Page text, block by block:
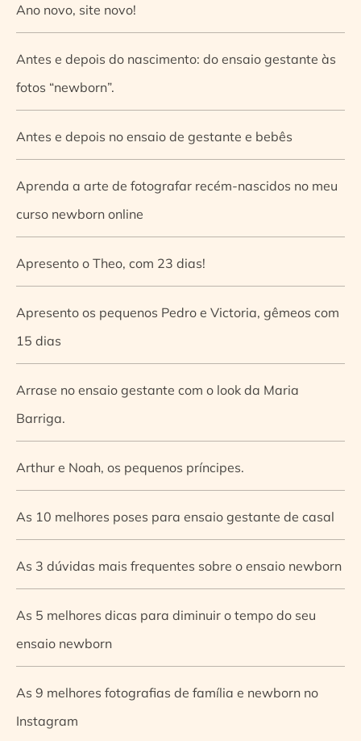
Ano novo, site novo!
Antes e depois do nascimento: do ensaio gestante às
fotos “newborn”.
Antes e depois no ensaio de gestante e bebês
Aprenda a arte de fotografar recém-nascidos no meu
curso newborn online
Apresento o Theo, com 23 dias!
Apresento os pequenos Pedro e Victoria, gêmeos com
15 dias
Arrase no ensaio gestante com o look da Maria
Barriga.
Arthur e Noah, os pequenos príncipes.
As 10 melhores poses para ensaio gestante de casal
As 3 dúvidas mais frequentes sobre o ensaio newborn
As 5 melhores dicas para diminuir o tempo do seu
ensaio newborn
As 9 melhores fotografias de família e newborn no
Instagram